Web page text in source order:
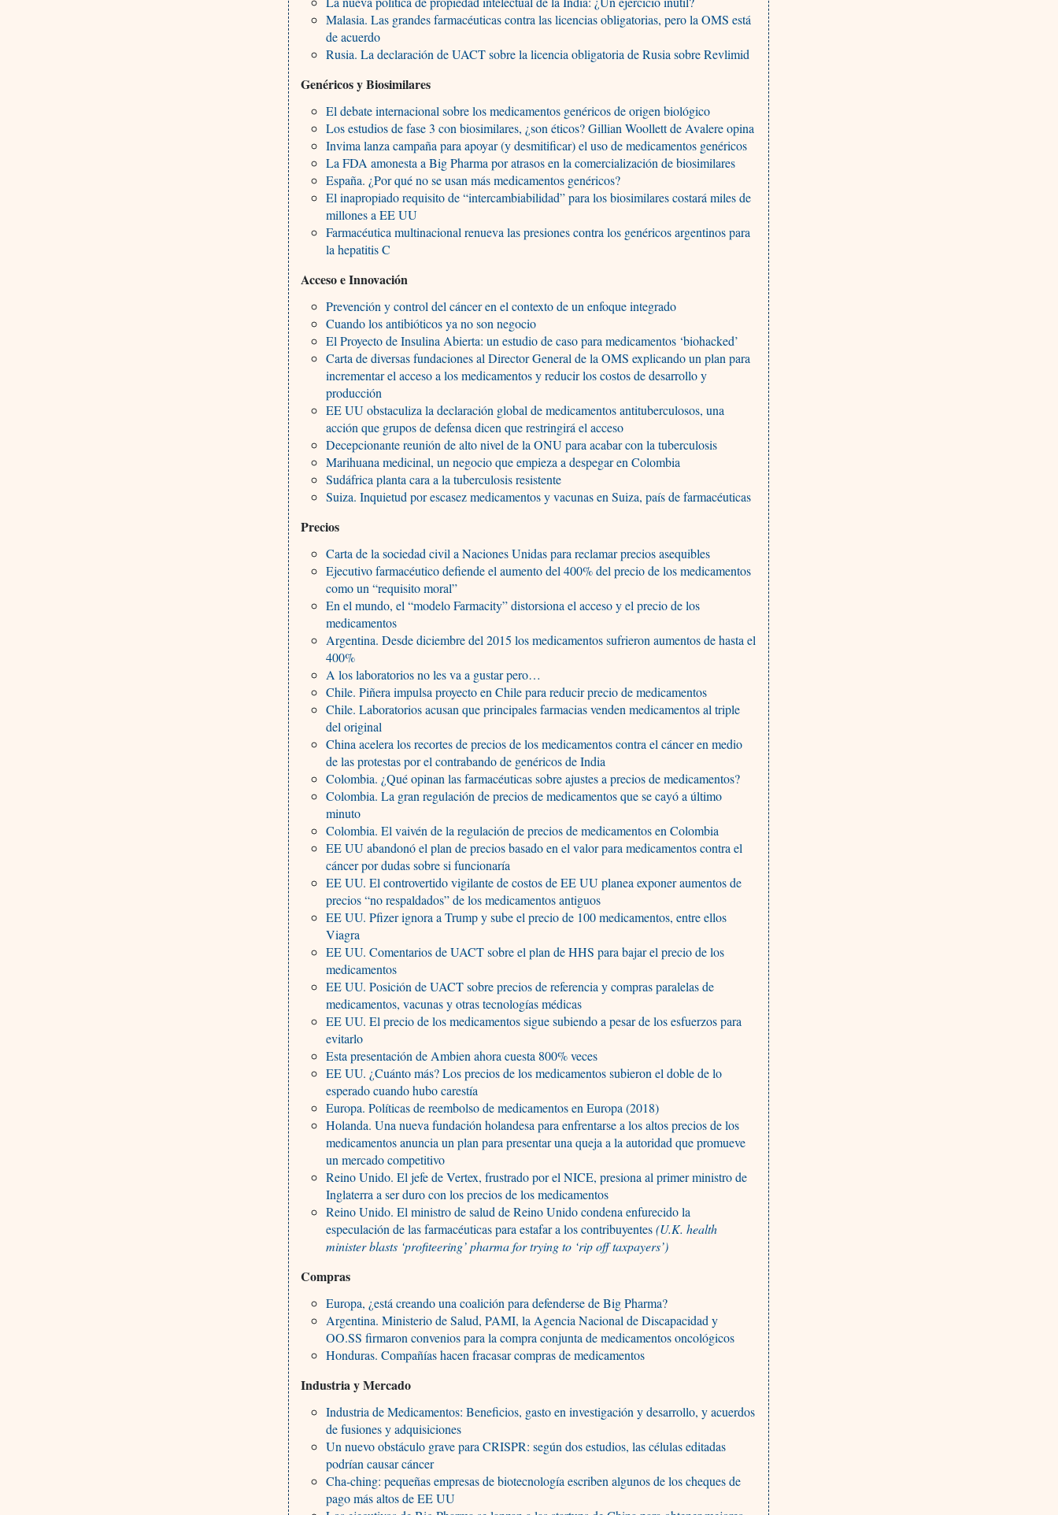
Malasia. Las grandes farmacéuticas contra las licencias obligatorias, pero la OMS está
de acuerdo
Rusia. La declaración de UACT sobre la licencia obligatoria de Rusia sobre Revlimid
Genéricos y Biosimilares
El debate internacional sobre los medicamentos genéricos de origen biológico
Los estudios de fase 3 con biosimilares, ¿son éticos? Gillian Woollett de Avalere opina
Invima lanza campaña para apoyar (y desmitificar) el uso de medicamentos genéricos
La FDA amonesta a Big Pharma por atrasos en la comercialización de biosimilares
España. ¿Por qué no se usan más medicamentos genéricos?
El inapropiado requisito de “intercambiabilidad” para los biosimilares costará miles de
millones a EE UU
Farmacéutica multinacional renueva las presiones contra los genéricos argentinos para
la hepatitis C
Acceso e Innovación
Prevención y control del cáncer en el contexto de un enfoque integrado
Cuando los antibióticos ya no son negocio
El Proyecto de Insulina Abierta: un estudio de caso para medicamentos ‘biohacked’
Carta de diversas fundaciones al Director General de la OMS explicando un plan para
incrementar el acceso a los medicamentos y reducir los costos de desarrollo y
producción
EE UU obstaculiza la declaración global de medicamentos antituberculosos, una
acción que grupos de defensa dicen que restringirá el acceso
Decepcionante reunión de alto nivel de la ONU para acabar con la tuberculosis
Marihuana medicinal, un negocio que empieza a despegar en Colombia
Sudáfrica planta cara a la tuberculosis resistente
Suiza. Inquietud por escasez medicamentos y vacunas en Suiza, país de farmacéuticas
Precios
Carta de la sociedad civil a Naciones Unidas para reclamar precios asequibles
Ejecutivo farmacéutico defiende el aumento del 400% del precio de los medicamentos
como un “requisito moral”
En el mundo, el “modelo Farmacity” distorsiona el acceso y el precio de los
medicamentos
Argentina. Desde diciembre del 2015 los medicamentos sufrieron aumentos de hasta el
400%
A los laboratorios no les va a gustar pero…
Chile. Piñera impulsa proyecto en Chile para reducir precio de medicamentos
Chile. Laboratorios acusan que principales farmacias venden medicamentos al triple
del original
China acelera los recortes de precios de los medicamentos contra el cáncer en medio
de las protestas por el contrabando de genéricos de India
Colombia. ¿Qué opinan las farmacéuticas sobre ajustes a precios de medicamentos?
Colombia. La gran regulación de precios de medicamentos que se cayó a último
minuto
Colombia. El vaivén de la regulación de precios de medicamentos en Colombia
EE UU abandonó el plan de precios basado en el valor para medicamentos contra el
cáncer por dudas sobre si funcionaría
EE UU. El controvertido vigilante de costos de EE UU planea exponer aumentos de
precios “no respaldados” de los medicamentos antiguos
EE UU. Pfizer ignora a Trump y sube el precio de 100 medicamentos, entre ellos
Viagra
EE UU. Comentarios de UACT sobre el plan de HHS para bajar el precio de los
medicamentos
EE UU. Posición de UACT sobre precios de referencia y compras paralelas de
medicamentos, vacunas y otras tecnologías médicas
EE UU. El precio de los medicamentos sigue subiendo a pesar de los esfuerzos para
evitarlo
Esta presentación de Ambien ahora cuesta 800% veces
EE UU. ¿Cuánto más? Los precios de los medicamentos subieron el doble de lo
esperado cuando hubo carestía
Europa. Políticas de reembolso de medicamentos en Europa (2018)
Holanda. Una nueva fundación holandesa para enfrentarse a los altos precios de los
medicamentos anuncia un plan para presentar una queja a la autoridad que promueve
un mercado competitivo
Reino Unido. El jefe de Vertex, frustrado por el NICE, presiona al primer ministro de
Inglaterra a ser duro con los precios de los medicamentos
Reino Unido. El ministro de salud de Reino Unido condena enfurecido la
especulación de las farmacéuticas para estafar a los contribuyentes(U.K. health
minister blasts ‘profiteering’ pharma for trying to ‘rip off taxpayers’)
Compras
Europa, ¿está creando una coalición para defenderse de Big Pharma?
Argentina. Ministerio de Salud, PAMI, la Agencia Nacional de Discapacidad y
OO.SS firmaron convenios para la compra conjunta de medicamentos oncológicos
Honduras. Compañías hacen fracasar compras de medicamentos
Industria y Mercado
Industria de Medicamentos: Beneficios, gasto en investigación y desarrollo, y acuerdos
de fusiones y adquisiciones
Un nuevo obstáculo grave para CRISPR: según dos estudios, las células editadas
podrían causar cáncer
Cha-ching: pequeñas empresas de biotecnología escriben algunos de los cheques de
pago más altos de EE UU